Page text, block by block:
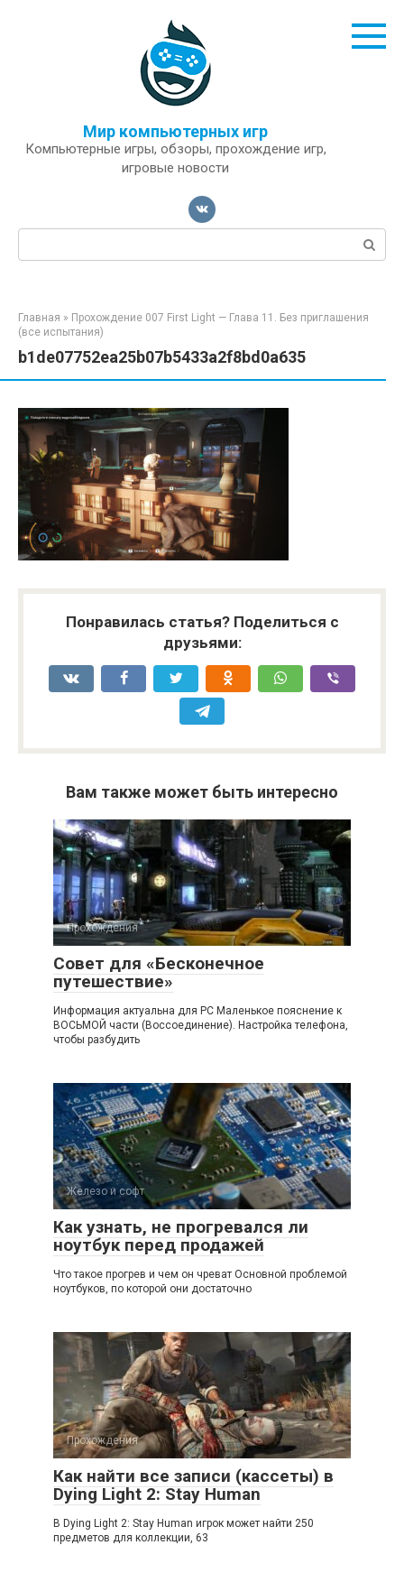
Мир компьютерных игр
Компьютерные игры, обзоры, прохождение игр,
игровые новости
Поиск:
Главная » Прохождение 007 First Light — Глава 11. Без приглашения
(все испытания)
b1de07752ea25b07b5433a2f8bd0a635
Понравилась статья? Поделиться с
друзьями:
Вам также может быть интересно
Прохождения
Совет для «Бесконечное
путешествие»
Информация актуальна для PC Маленькое пояснение к
ВОСЬМОЙ части (Воссоединение). Настройка телефона,
чтобы разбудить
Железо и софт
Как узнать, не прогревался ли
ноутбук перед продажей
Что такое прогрев и чем он чреват Основной проблемой
ноутбуков, по которой они достаточно
Прохождения
Как найти все записи (кассеты) в
Dying Light 2: Stay Human
В Dying Light 2: Stay Human игрок может найти 250
предметов для коллекции, 63